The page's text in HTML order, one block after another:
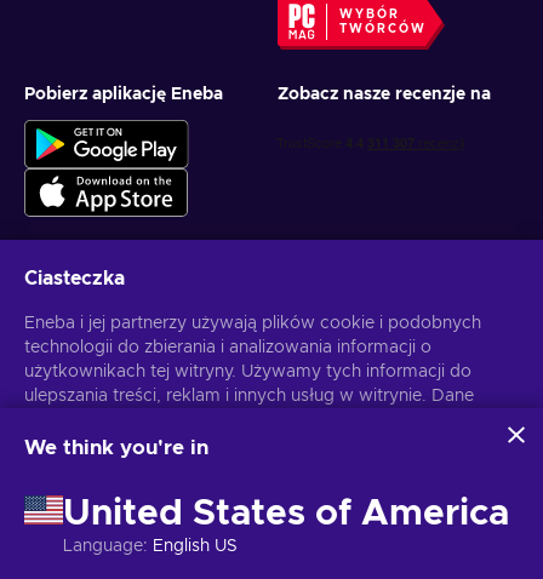
WYBÓR
TWÓRCÓW
Pobierz aplikację Eneba Zobacz nasze recenzje na
Subskrybuj
Możesz anulować subskrypcję w dowolnej chwili. SprawdźPolitykę
Ciasteczka
Eneba i jej partnerzy używają plików cookie i podobnych
technologii do zbierania i analizowania informacji o
użytkownikach tej witryny. Używamy tych informacji do
ulepszania treści, reklam i innych usług w witrynie. Dane
do personalizacji reklam.
korzystanie z tych technologii przez firmę Eneba i jej
partnerów. Zgodę można dostosować, klikając przycisk
"Dostosuj".
We think you're in
United States of America
Language: English US